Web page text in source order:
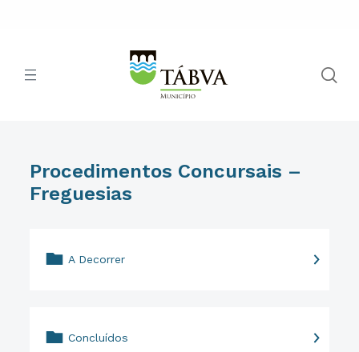
Procedimentos Concursais –
Freguesias
A Decorrer
Concluídos